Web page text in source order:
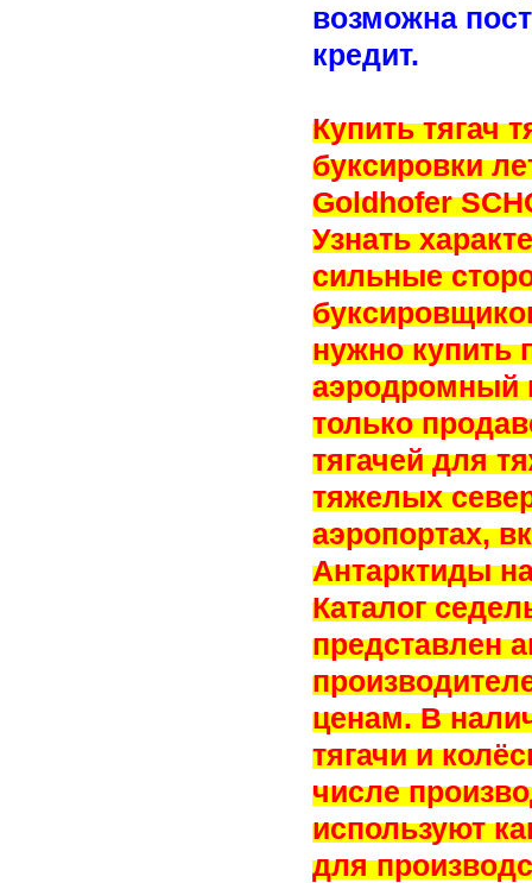
возможна
кредит.
Купить тягач
буксировки
Goldhofer
Узнать
сильные
нужно купить
аэродромный
только
тягачей для
тяжелых
аэропортах,
Антарктиды
Каталог
представлен
ценам. В
тягачи и
числе
используют
для